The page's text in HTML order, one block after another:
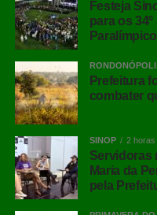
WhatsApp
Facebook
Twitter
Messenger
LinkedIn
Share
Festeja
para os
Prefeitura
combater
SINOP 2 horas
Servidoras
Maria da
pela